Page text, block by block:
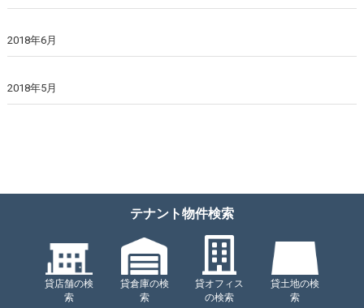
2018年6月
2018年5月
テナント物件検索
貸店舗の検
索
貸倉庫の検
索
貸オフィス
の検索
貸土地の検
索